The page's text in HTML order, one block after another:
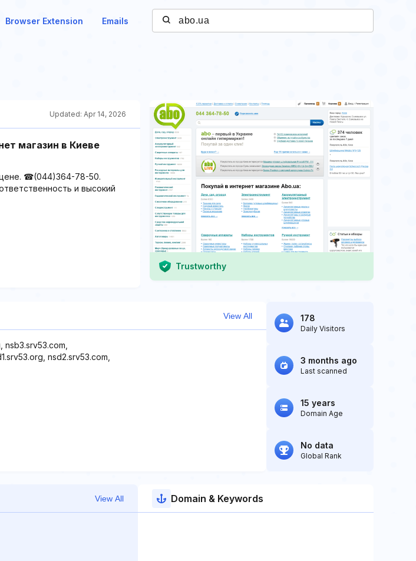
Browser Extension Emails
Updated: Apr 14, 2026
магазин в Киеве
☎(044)364-78-50.
и высокий
Trustworthy
View All
nsd2.srv53.com,
178
Daily Visitors
3 months ago
Last scanned
15 years
Domain Age
No data
Global Rank
View All Domain & Keywords